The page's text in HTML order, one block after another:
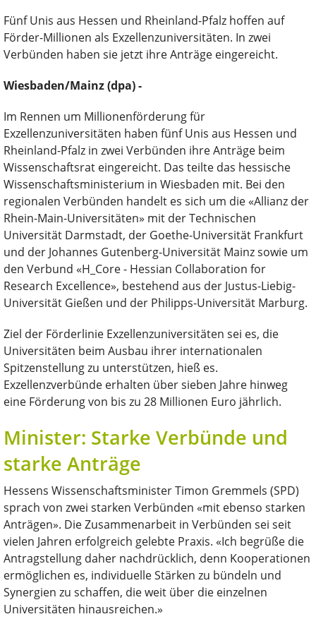
Fünf Unis aus Hessen und Rheinland-Pfalz hoffen auf
Förder-Millionen als Exzellenzuniversitäten. In zwei
Verbünden haben sie jetzt ihre Anträge eingereicht.
Wiesbaden/Mainz (dpa) -
Im Rennen um Millionenförderung für
Exzellenzuniversitäten haben fünf Unis aus Hessen und
Rheinland-Pfalz in zwei Verbünden ihre Anträge beim
Wissenschaftsrat eingereicht. Das teilte das hessische
Wissenschaftsministerium in Wiesbaden mit. Bei den
regionalen Verbünden handelt es sich um die «Allianz der
Rhein-Main-Universitäten» mit der Technischen
Universität Darmstadt, der Goethe-Universität Frankfurt
und der Johannes Gutenberg-Universität Mainz sowie um
den Verbund «H_Core - Hessian Collaboration for
Research Excellence», bestehend aus der Justus-Liebig-
Universität Gießen und der Philipps-Universität Marburg.
Ziel der Förderlinie Exzellenzuniversitäten sei es, die
Universitäten beim Ausbau ihrer internationalen
Spitzenstellung zu unterstützen, hieß es.
Exzellenzverbünde erhalten über sieben Jahre hinweg
eine Förderung von bis zu 28 Millionen Euro jährlich.
Minister: Starke Verbünde und
starke Anträge
Hessens Wissenschaftsminister Timon Gremmels (SPD)
sprach von zwei starken Verbünden «mit ebenso starken
Anträgen». Die Zusammenarbeit in Verbünden sei seit
vielen Jahren erfolgreich gelebte Praxis. «Ich begrüße die
Antragstellung daher nachdrücklich, denn Kooperationen
ermöglichen es, individuelle Stärken zu bündeln und
Synergien zu schaffen, die weit über die einzelnen
Universitäten hinausreichen.»